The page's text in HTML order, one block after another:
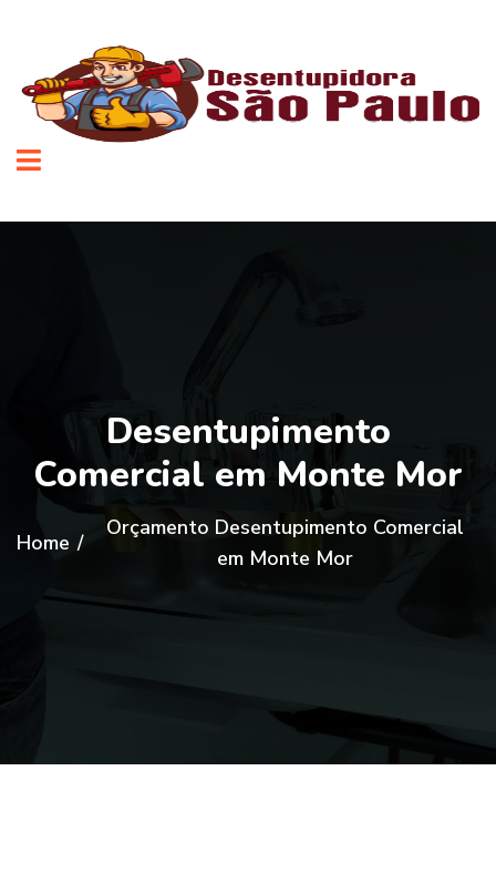
Desentupimento
Comercial em Monte Mor
Home /
Orçamento Desentupimento Comercial
em Monte Mor